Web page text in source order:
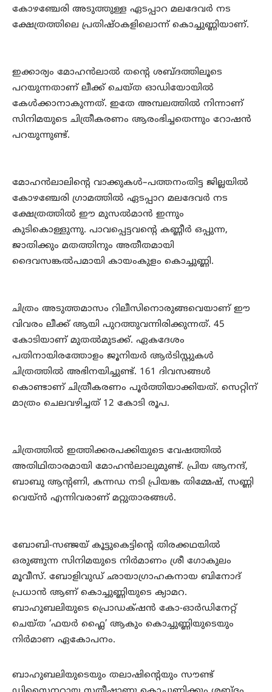
കോഴഞ്ചേരി അടുത്തുള്ള ഏടപ്പാറ മലദേവർ നട
ക്ഷേത്രത്തിലെ പ്രതിഷ്ഠകളിലൊന്ന് കൊച്ചുണ്ണിയാണ്‌.
ഇക്കാര്യം മോഹൻലാൽ തന്റെ ശബ്ദത്തിലൂടെ
പറയുന്നതാണ് ലീക്ക് ചെയ്ത ഓഡിയോയിൽ
കേൾക്കാനാകുന്നത്. ഇതേ അമ്പലത്തിൽ നിന്നാണ്
സിനിമയുടെ ചിത്രീകരണം ആരംഭിച്ചതെന്നും റോഷൻ
പറയുന്നുണ്ട്.
മോഹൻലാലിന്റെ വാക്കുകൾ–പത്തനംതിട്ട ജില്ലയിൽ
കോഴഞ്ചേരി ഗ്രാമത്തിൽ ഏടപ്പാറ മലദേവർ നട
ക്ഷേത്രത്തില്‍ ഈ മുസൽമാൻ ഇന്നും
കുടികൊള്ളുന്നു. പാവപ്പെട്ടവന്റെ കണ്ണീർ ഒപ്പുന്ന,
ജാതിക്കും മതത്തിനും അതീതമായി
ദൈവസങ്കൽപമായി കായംകുളം കൊച്ചുണ്ണി.
ചിത്രം അടുത്തമാസം റിലീസിനൊരുങ്ങവെയാണ് ഈ
വിവരം ലീക്ക് ആയി പുറത്തുവന്നിരിക്കുന്നത്. 45
കോടിയാണ് മുതൽമുടക്ക്. ഏകദേശം
പതിനായിരത്തോളം ജൂനിയർ ആർടിസ്റ്റുകൾ
ചിത്രത്തിൽ അഭിനയിച്ചുണ്ട്. 161 ദിവസങ്ങൾ
കൊണ്ടാണ് ചിത്രീകരണം പൂർത്തിയാക്കിയത്. സെറ്റിന്
മാത്രം ചെലവഴിച്ചത് 12 കോടി രൂപ.
ചിത്രത്തില്‍ ഇത്തിക്കരപക്കിയുടെ വേഷത്തില്‍
അതിഥിതാരമായി മോഹന്‍ലാലുമുണ്ട്. പ്രിയ ആനന്ദ്,
ബാബു ആന്റണി, കന്നഡ നടി പ്രിയങ്ക തിമ്മേഷ്, സണ്ണി
വെയ്ൻ എന്നിവരാണ് മറ്റുതാരങ്ങൾ.
ബോബി-സഞ്ജയ് കൂട്ടുകെട്ടിന്റെ തിരക്കഥയിൽ
ഒരുങ്ങുന്ന സിനിമയുടെ നിർമാണം ശ്രീ ഗോകുലം
മൂവീസ്. ബോളിവുഡ് ഛായാഗ്രാഹകനായ ബിനോദ്
പ്രധാൻ ആണ് കൊച്ചുണ്ണിയുടെ ക്യാമറ.
ബാഹുബലിയുടെ പ്രൊഡക്‌ഷൻ കോ-ഓർഡിനേറ്റ്
ചെയ്ത ‘ഫയർ ഫ്ലൈ’ ആകും കൊച്ചുണ്ണിയുടെയും
നിർമാണ ഏകോപനം.
ബാഹുബലിയുടെയും തലാഷിന്റെയും സൗണ്ട്